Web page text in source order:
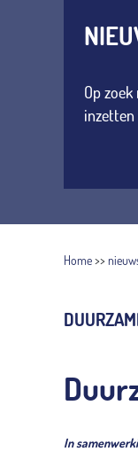
Op
Home>>
In